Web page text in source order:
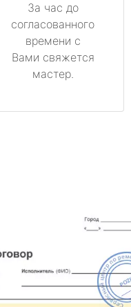
За час до
согласованного
времени с
Вами свяжется
мастер.